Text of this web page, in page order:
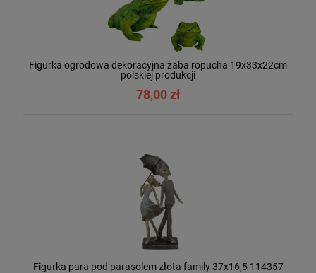
Figurka ogrodowa dekoracyjna żaba ropucha 19x33x22cm
polskiej produkcji
78,00 zł
Figurka para pod parasolem złota family 37x16,5 114357